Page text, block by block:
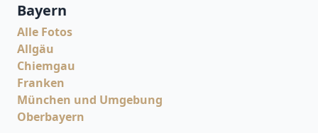
Bayern
Alle Fotos
Allgäu
Chiemgau
Franken
München und Umgebung
Oberbayern